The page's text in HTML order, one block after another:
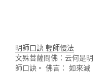
明師口訣 輕師慢法
文殊菩薩問佛：云何是明
師口訣。 佛言： 如來滅